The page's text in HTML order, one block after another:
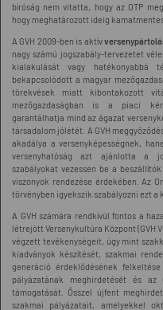
bíróság nem vitatta, hogy az OTP
hogy meghatározott ideig
A GVH 2009-ben is aktív
nagy számú jogszabály-tervezetet
kialakulását vagy hatékonyabbá
bekapcsolódott a magyar
törekvések miatt kibontakozott
mezőgazdaságban is a piaci
garantálhatja mind az ágazat
társadalom jólétét. A GVH
akadálya a versenyképességnek,
versenyhatóság azt ajánlotta a
szabályokat vezessen be a
viszonyok rendezése érdekében. Az
törvényben igyekszik szabályozni ezt a
A GVH számára rendkívül fontos a
létrejött Versenykultúra Központ (GVH
végzett tevékenységeit, úgy mint
kiadványok készítését, szakmai
generáció érdeklődésének
pályázatának meghirdetését és az
támogatását. Ősszel újfent
szakmai pályázatait, amelyekkel